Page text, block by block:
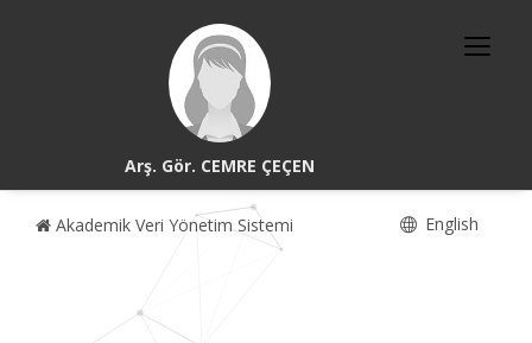
Arş. Gör. CEMRE ÇEÇEN
Akademik Veri Yönetim Sistemi English